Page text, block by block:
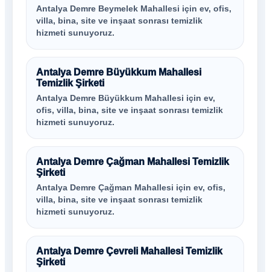
Antalya Demre Beymelek Mahallesi için ev, ofis,
villa, bina, site ve inşaat sonrası temizlik
hizmeti sunuyoruz.
Antalya Demre Büyükkum Mahallesi
Temizlik Şirketi
Antalya Demre Büyükkum Mahallesi için ev,
ofis, villa, bina, site ve inşaat sonrası temizlik
hizmeti sunuyoruz.
Antalya Demre Çağman Mahallesi Temizlik
Şirketi
Antalya Demre Çağman Mahallesi için ev, ofis,
villa, bina, site ve inşaat sonrası temizlik
hizmeti sunuyoruz.
Antalya Demre Çevreli Mahallesi Temizlik
Şirketi